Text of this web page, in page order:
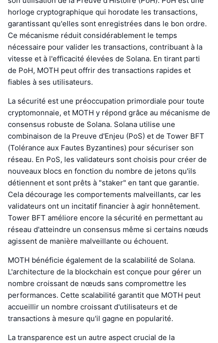
horloge cryptographique qui horodate les transactions,
garantissant qu'elles sont enregistrées dans le bon ordre.
Ce mécanisme réduit considérablement le temps
nécessaire pour valider les transactions, contribuant à la
vitesse et à l'efficacité élevées de Solana. En tirant parti
de PoH, MOTH peut offrir des transactions rapides et
fiables à ses utilisateurs.
La sécurité est une préoccupation primordiale pour toute
cryptomonnaie, et MOTH y répond grâce au mécanisme de
consensus robuste de Solana. Solana utilise une
combinaison de la Preuve d'Enjeu (PoS) et de Tower BFT
(Tolérance aux Fautes Byzantines) pour sécuriser son
réseau. En PoS, les validateurs sont choisis pour créer de
nouveaux blocs en fonction du nombre de jetons qu'ils
détiennent et sont prêts à "staker" en tant que garantie.
Cela décourage les comportements malveillants, car les
validateurs ont un incitatif financier à agir honnêtement.
Tower BFT améliore encore la sécurité en permettant au
réseau d'atteindre un consensus même si certains nœuds
agissent de manière malveillante ou échouent.
MOTH bénéficie également de la scalabilité de Solana.
L'architecture de la blockchain est conçue pour gérer un
nombre croissant de nœuds sans compromettre les
performances. Cette scalabilité garantit que MOTH peut
accueillir un nombre croissant d'utilisateurs et de
transactions à mesure qu'il gagne en popularité.
La transparence est un autre aspect crucial de la